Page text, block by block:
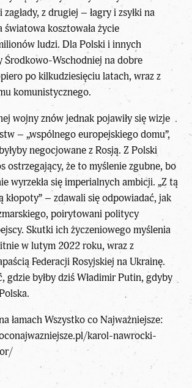
z drugiej – łagry i zsyłki na
światowa kosztowała życie
ludzi. Dla Polski i innych
Środkowo-Wschodniej na dobre
po kilkudziesięciu latach, wraz z
komunistycznego.
wojny znów jednak pojawiły się wizje
– „wspólnego europejskiego domu”,
negocjowane z Rosją. Z Polski
ostrzegający, że to myślenie zgubne, bo
wyrzekła się imperialnych ambicji. „Z tą
kłopoty” – zdawali się odpowiadać, jak
poirytowani politycy
Skutki ich życzeniowego myślenia
w lutym 2022 roku, wraz z
Federacji Rosyjskiej na Ukrainę.
gdzie byłby dziś Władimir Putin, gdyby
łamach Wszystko co Najważniejsze:
karol-nawrocki-